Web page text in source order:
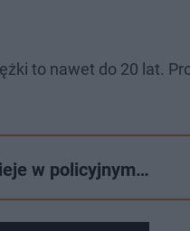
to nawet do 20 lat.
w policyjnym…